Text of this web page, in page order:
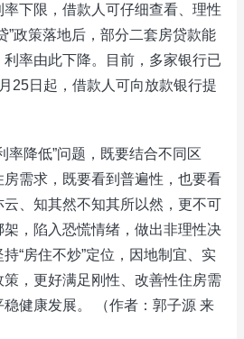
下限，借款人可仔细查看、理性
”政策落地后，部分二套房贷款能
率由此下降。目前，多家银行已
25日起，借款人可向放款银行提
率降低”问题，既要结合不同区
需求，既要看到普遍性，也要看
、知其然不知其所以然，更不可
，陷入恐慌情绪，做出非理性决
“房住不炒”定位，因地制宜、实
，更好满足刚性、改善性住房需
健康发展。 （作者：郭子源 来